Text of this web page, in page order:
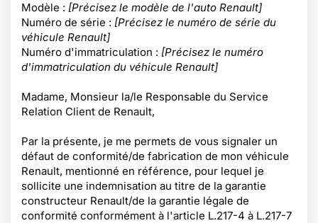
Modèle : [Précisez le modèle de l'auto Renault]
Numéro de série : [Précisez le numéro de série du
véhicule Renault]
Numéro d'immatriculation : [Précisez le numéro
d'immatriculation du véhicule Renault]
Madame, Monsieur la/le Responsable du Service
Relation Client de Renault,
Par la présente, je me permets de vous signaler un
défaut de conformité/de fabrication de mon véhicule
Renault, mentionné en référence, pour lequel je
sollicite une indemnisation au titre de la garantie
constructeur Renault/de la garantie légale de
conformité conformément à l'article L.217-4 à L.217-7